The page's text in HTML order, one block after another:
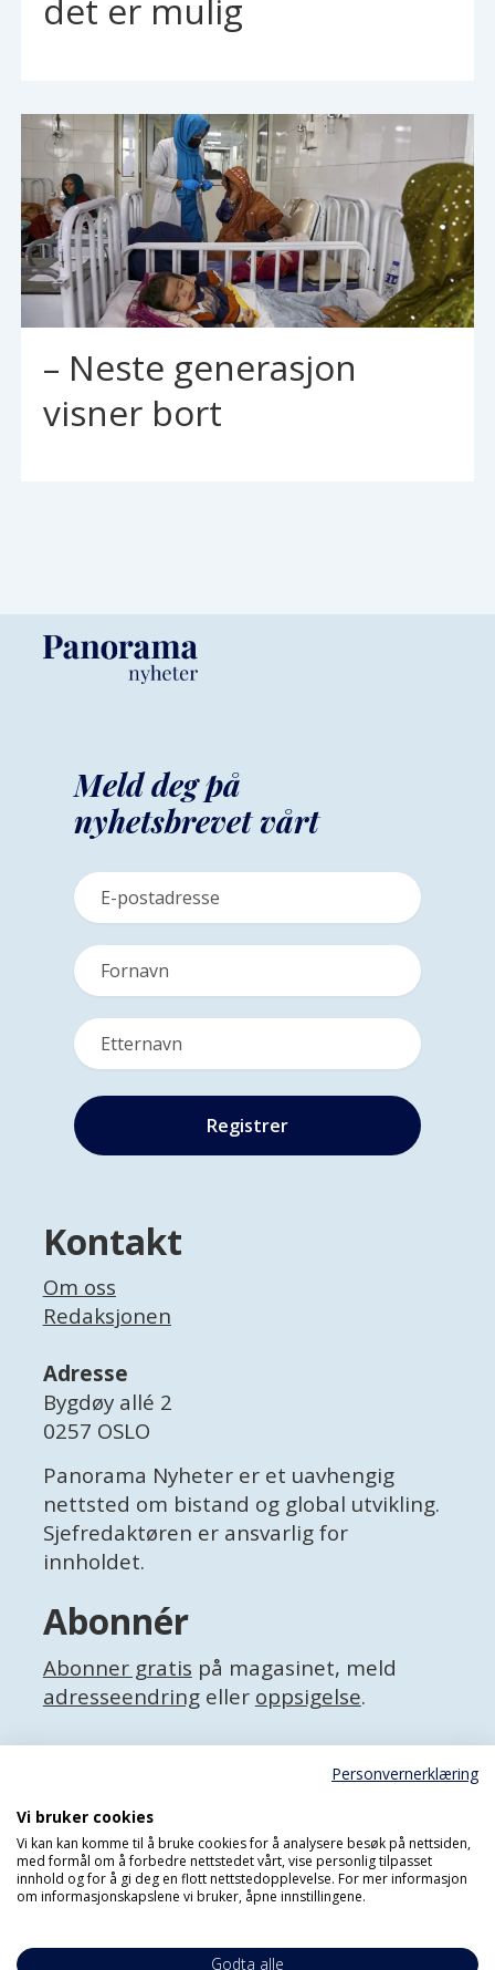
det er mulig
– Neste generasjon
visner bort
Meld deg på
nyhetsbrevet vårt
Kontakt
Om oss
Redaksjonen
Adresse
Bygdøy allé 2
0257 OSLO
Panorama Nyheter er et uavhengig
nettsted om bistand og global utvikling.
Sjefredaktøren er ansvarlig for
innholdet.
Abonnér
Abonner gratis på magasinet, meld
adresseendringeller oppsigelse.
Facebook
Personvernerklæring
Personvernerklæring
Vi bruker cookies
Vi kan kan komme til å bruke cookies for å analysere besøk på nettsiden,
med formål om å forbedre nettstedet vårt, vise personlig tilpasset
innhold og for å gi deg en flott nettstedopplevelse. For mer informasjon
om informasjonskapslene vi bruker, åpne innstillingene.
Godta alle